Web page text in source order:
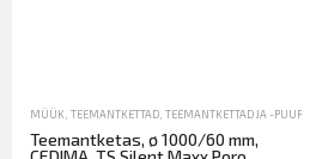
MÜÜK TEEMANTKETTAD TEEMANTKETTAD JA -PUURID
Teemantketas, ø 1000/60 mm,